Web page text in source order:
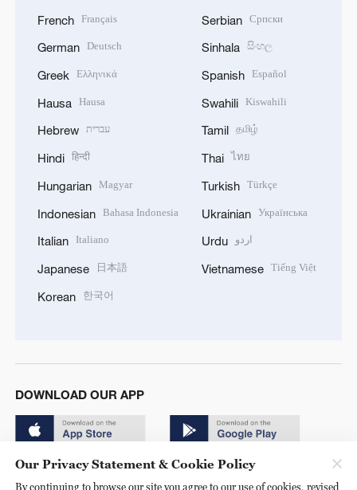
French Français
German Deutsch
Greek Ελληνικά
Hausa Hausa
Hebrew עברית
Hindi हिन्दी
Hungarian Magyar
Indonesian Bahasa Indonesia
Italian Italiano
Japanese 日本語
Korean 한국어
Serbian Српски
Sinhala සිංහල
Spanish Español
Swahili Kiswahili
Tamil தமிழ்
Thai ไทย
Turkish Türkçe
Ukrainian Українська
Urdu اردو
Vietnamese Tiếng Việt
DOWNLOAD OUR APP
Our Privacy Statement & Cookie Policy
By continuing to browse our site you agree to our use of cookies, revised